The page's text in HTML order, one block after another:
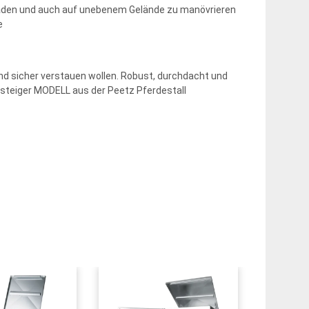
und auch auf unebenem Gelände zu manövrieren
sicher verstauen wollen. Robust, durchdacht und
MODELL aus der Peetz Pferdestall